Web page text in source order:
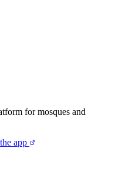
for mosques and
app